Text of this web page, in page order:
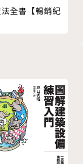
全書【暢銷紀